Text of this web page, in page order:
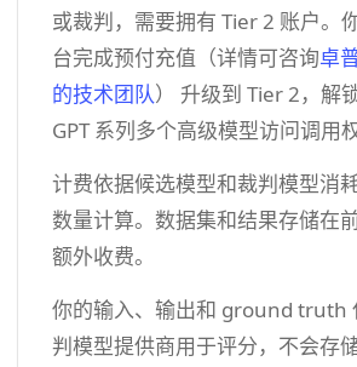
或裁判，需要拥有 Tier 2 账户。
台完成预付充值（详情可咨询卓
的技术团队） 升级到 Tier 2，解
GPT 系列多个高级模型访问调用权
计费依据候选模型和裁判模型消
数量计算。数据集和结果存储在
额外收费。
你的输入、输出和 ground truth
判模型提供商用于评分，不会存